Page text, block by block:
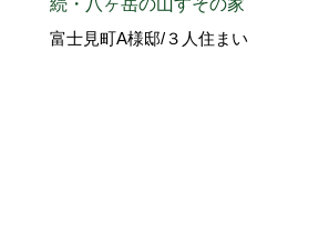
続・八ヶ岳の山すその家
富士見町A様邸/３人住まい